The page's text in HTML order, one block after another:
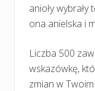
anioły
ona anielska i
Liczba 500
wskazówkę,
zmian w